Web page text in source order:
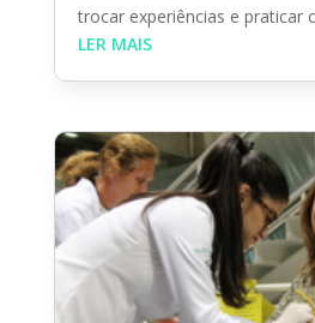
trocar experiências e praticar
LER MAIS